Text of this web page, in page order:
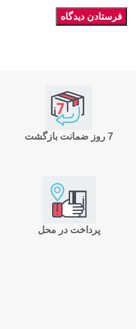
7 روز ضمانت بازگشت
پرداخت در محل